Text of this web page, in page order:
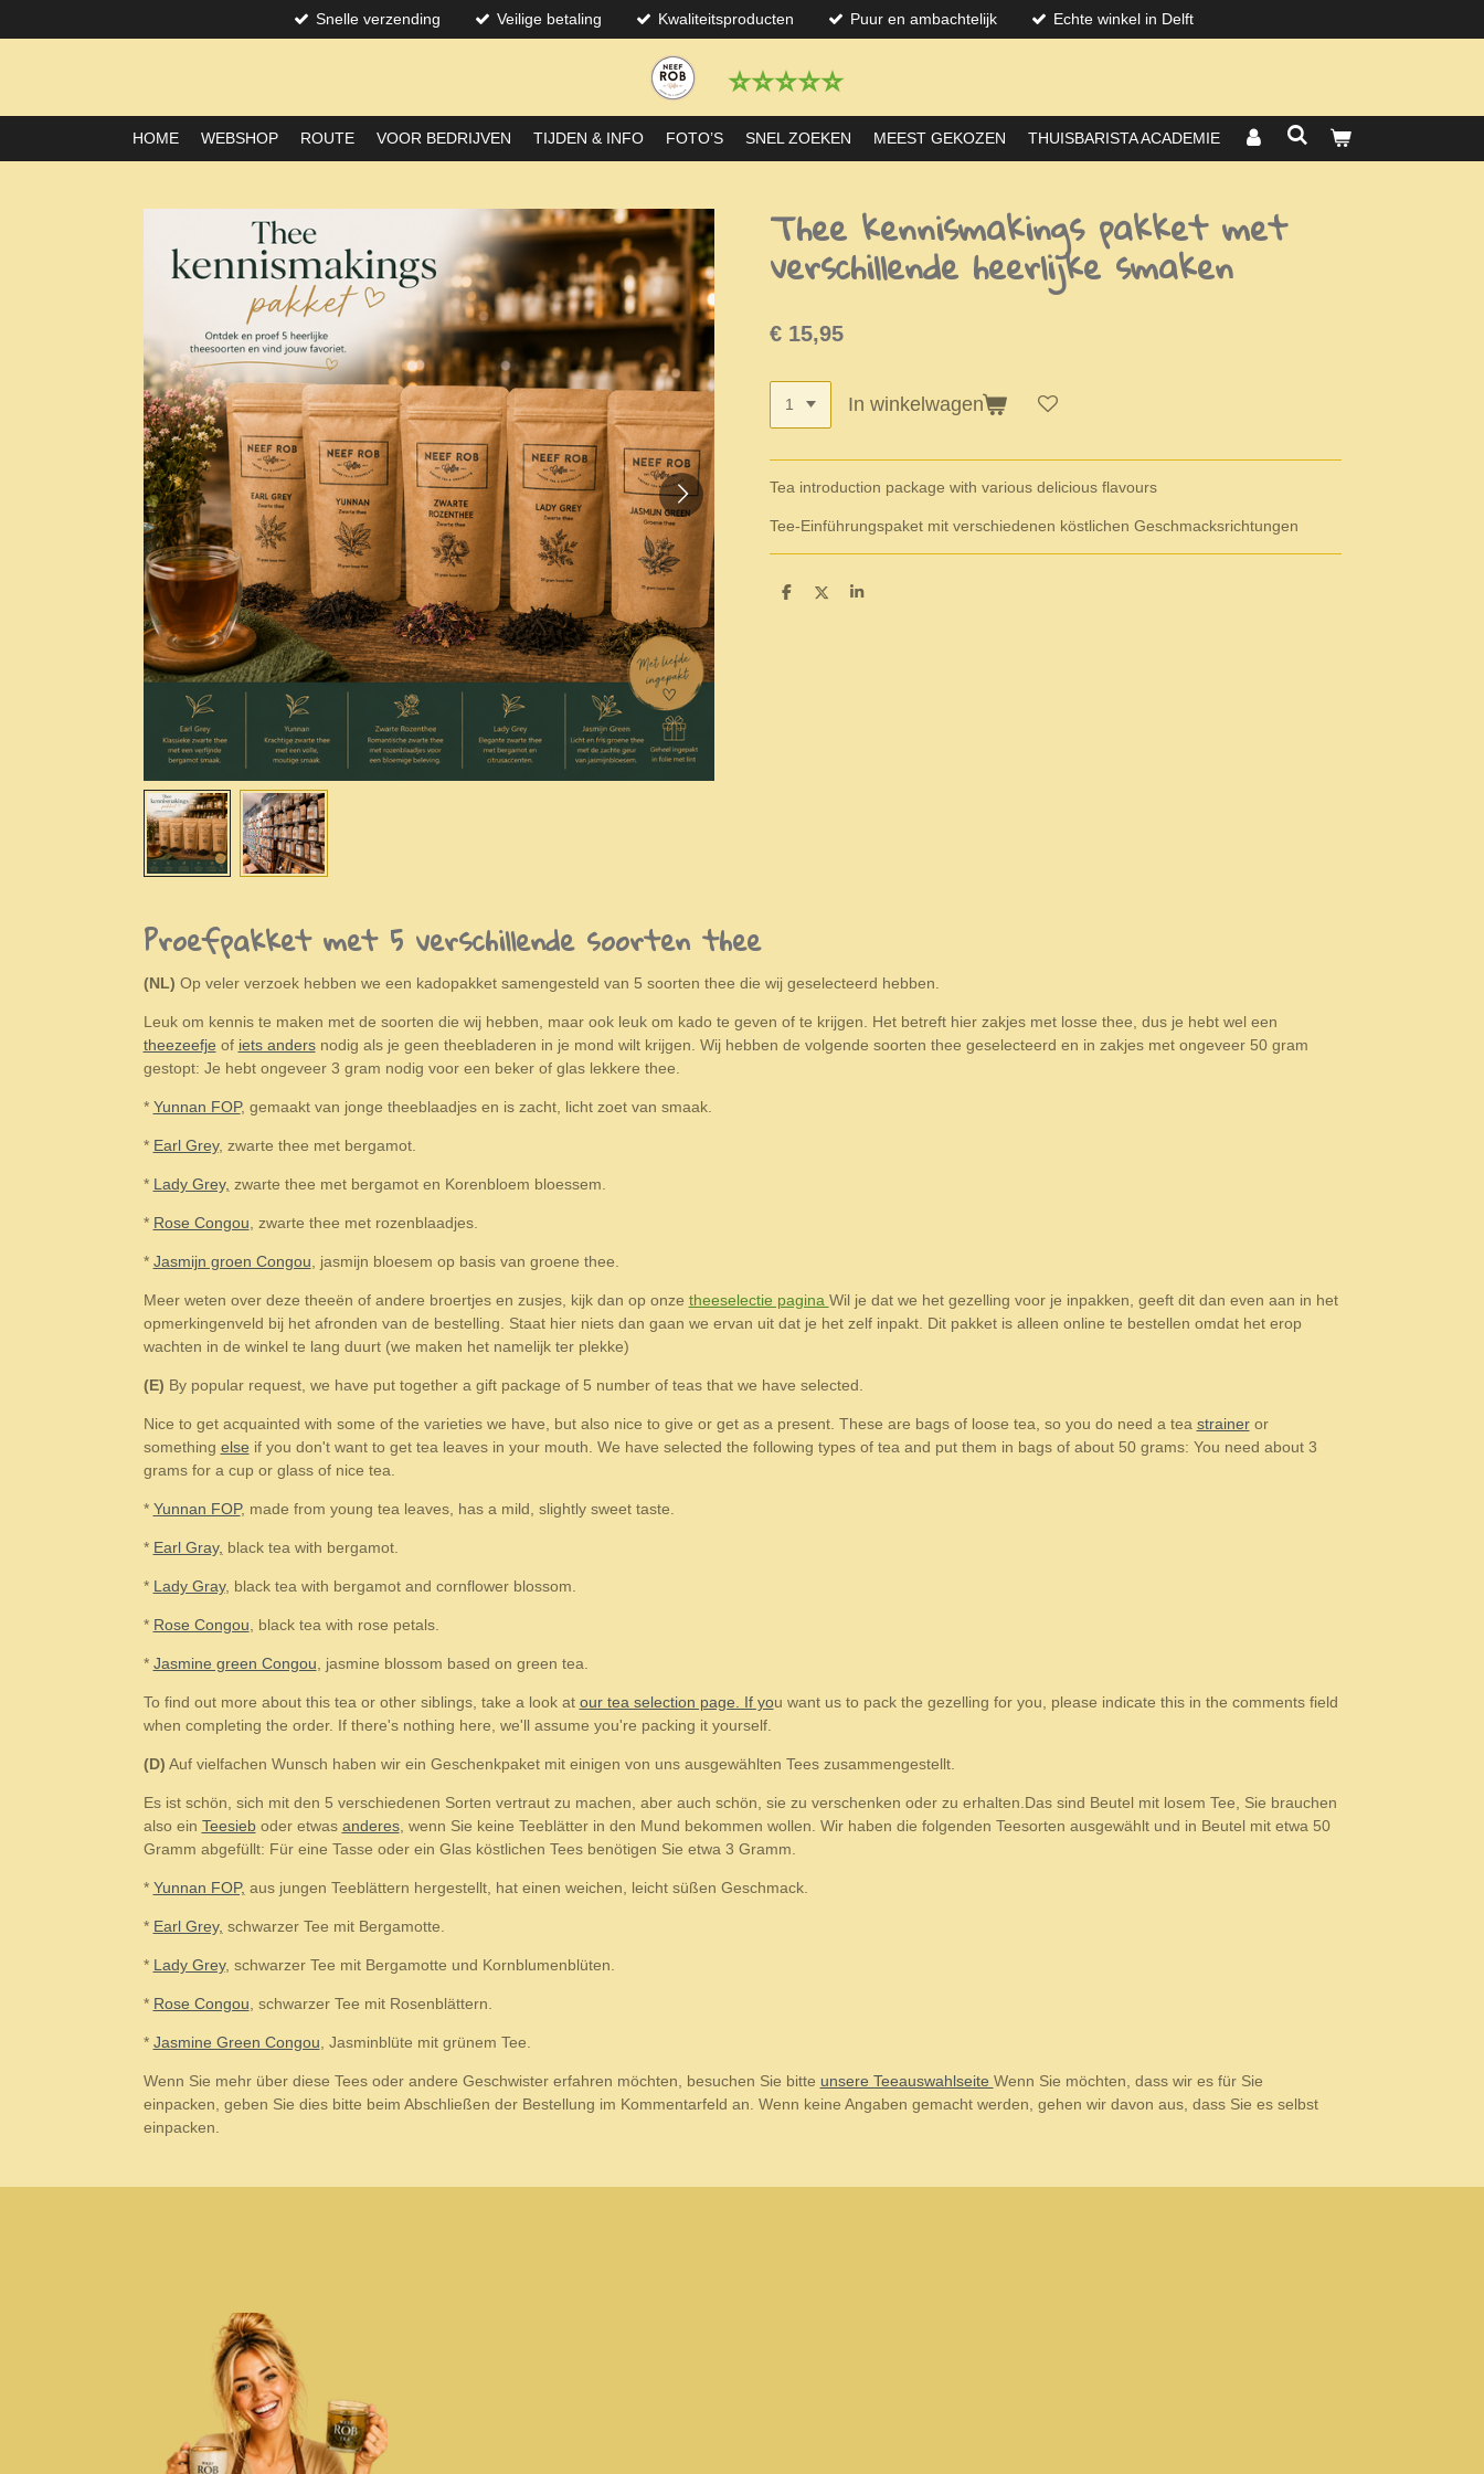
direct
hoofdinhoud
Snelle verzending Veilige betaling Kwaliteitsproducten Puur en ambachtelijk Echte winkel in Delft
⭐️⭐️⭐️⭐️⭐️
HOME WEBSHOP ROUTE VOOR BEDRIJVEN TIJDEN & INFO FOTO’S SNEL ZOEKEN MEEST GEKOZEN THUISBARISTA ACADEMIE
Thee kennismakings pakket met
verschillende heerlijke smaken
€ 15,95
In winkelwagen
Tea introduction package with various delicious flavours
Tee-Einführungspaket mit verschiedenen köstlichen Geschmacksrichtungen
D
D
S
Proefpakket met 5 verschillende soorten thee
(NL) Op veler verzoek hebben we een kadopakket samengesteld van 5 soorten thee die wij geselecteerd hebben.
Leuk om kennis te maken met de soorten die wij hebben, maar ook leuk om kado te geven of te krijgen. Het betreft hier zakjes met losse thee, dus je hebt wel een
theezeefje of iets andersnodig als je geen theebladeren in je mond wilt krijgen. Wij hebben de volgende soorten thee geselecteerd en in zakjes met ongeveer 50 gram
gestopt: Je hebt ongeveer 3 gram nodig voor een beker of glas lekkere thee.
* Yunnan FOP, gemaakt van jonge theeblaadjes en is zacht, licht zoet van smaak.
* Earl Grey, zwarte thee met bergamot.
* Lady Grey, zwarte thee met bergamot en Korenbloem bloessem.
* Rose Congou , zwarte thee met rozenblaadjes.
* Jasmijn groen Congou , jasmijn bloesem op basis van groene thee.
Meer weten over deze theeën of andere broertjes en zusjes, kijk dan op onze theeselectie pagina Wil je dat we het gezelling voor je inpakken, geeft dit dan even aan in het
opmerkingenveld bij het afronden van de bestelling. Staat hier niets dan gaan we ervan uit dat je het zelf inpakt. Dit pakket is alleen online te bestellen omdat het erop
wachten in de winkel te lang duurt (we maken het namelijk ter plekke)
(E) By popular request, we have put together a gift package of 5 number of teas that we have selected.
Nice to get acquainted with some of the varieties we have, but also nice to give or get as a present. These are bags of loose tea, so you do need a tea straineror
something else if you don't want to get tea leaves in your mouth. We have selected the following types of tea and put them in bags of about 50 grams: You need about 3
grams for a cup or glass of nice tea.
* Yunnan FOP, made from young tea leaves, has a mild, slightly sweet taste.
* Earl Gray, black tea with bergamot.
* Lady Gray, black tea with bergamot and cornflower blossom.
* Rose Congou , black tea with rose petals.
* Jasmine green Congou , jasmine blossom based on green tea.
To find out more about this tea or other siblings, take a look at our tea selection page. If you want us to pack the gezelling for you, please indicate this in the comments field
when completing the order. If there's nothing here, we'll assume you're packing it yourself.
(D) Auf vielfachen Wunsch haben wir ein Geschenkpaket mit einigen von uns ausgewählten Tees zusammengestellt.
Es ist schön, sich mit den 5 verschiedenen Sorten vertraut zu machen, aber auch schön, sie zu verschenken oder zu erhalten.Das sind Beutel mit losem Tee, Sie brauchen
also ein Teesieboder etwas anderes, wenn Sie keine Teeblätter in den Mund bekommen wollen. Wir haben die folgenden Teesorten ausgewählt und in Beutel mit etwa 50
Gramm abgefüllt: Für eine Tasse oder ein Glas köstlichen Tees benötigen Sie etwa 3 Gramm.
* Yunnan FOP, aus jungen Teeblättern hergestellt, hat einen weichen, leicht süßen Geschmack.
* Earl Grey, schwarzer Tee mit Bergamotte.
* Lady Grey, schwarzer Tee mit Bergamotte und Kornblumenblüten.
* Rose Congou , schwarzer Tee mit Rosenblättern.
* Jasmine Green Congou , Jasminblüte mit grünem Tee.
Wenn Sie mehr über diese Tees oder andere Geschwister erfahren möchten, besuchen Sie bitte unsere Teeauswahlseite Wenn Sie möchten, dass wir es für Sie
einpacken, geben Sie dies bitte beim Abschließen der Bestellung im Kommentarfeld an. Wenn keine Angaben gemacht werden, gehen wir davon aus, dass Sie es selbst
einpacken.